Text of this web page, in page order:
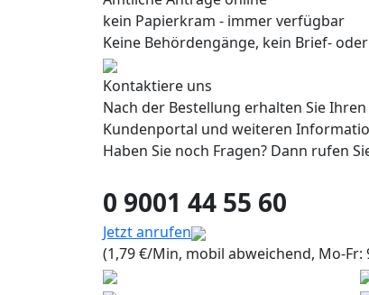
kein Papierkram - immer verfügbar
Keine Behördengänge, kein Brief-
Kontaktiere uns
Nach der Bestellung erhalten Sie
Kundenportal und weiteren
Haben Sie noch Fragen? Dann rufen
0 9001 44 55 60
Jetzt anrufen
(1,79 €/Min, mobil abweichend, Mo-Fr: